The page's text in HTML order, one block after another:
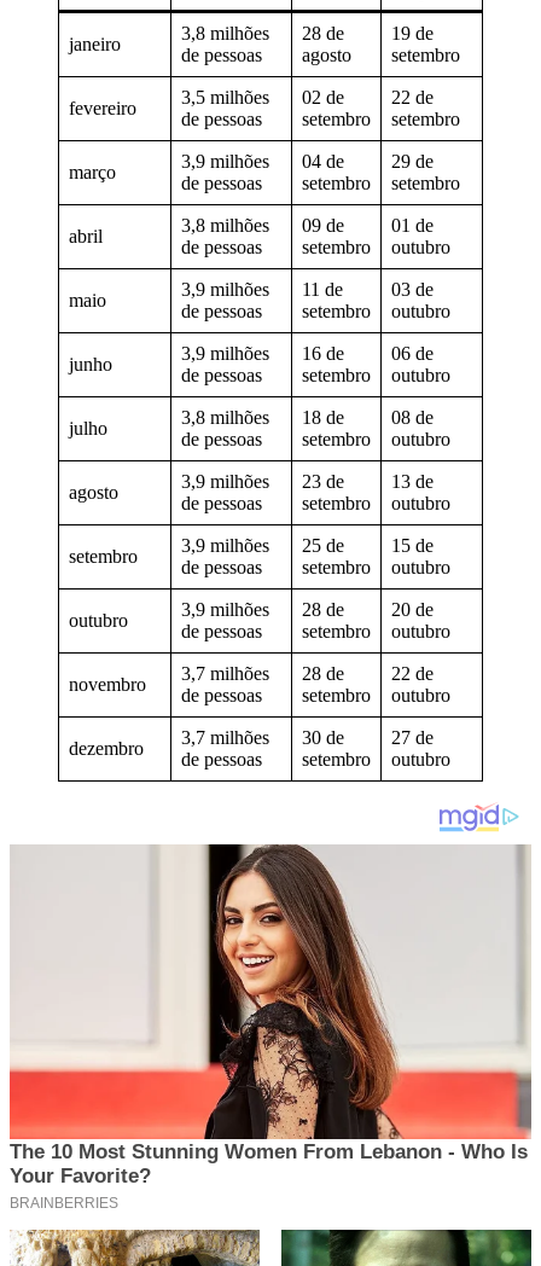
janeiro
3,8 milhões
de pessoas
28 de
agosto
19 de
setembro
fevereiro
3,5 milhões
de pessoas
02 de
setembro
22 de
setembro
março
3,9 milhões
de pessoas
04 de
setembro
29 de
setembro
abril
3,8 milhões
de pessoas
09 de
setembro
01 de
outubro
maio
3,9 milhões
de pessoas
11 de
setembro
03 de
outubro
junho
3,9 milhões
de pessoas
16 de
setembro
06 de
outubro
julho
3,8 milhões
de pessoas
18 de
setembro
08 de
outubro
agosto
3,9 milhões
de pessoas
23 de
setembro
13 de
outubro
setembro
3,9 milhões
de pessoas
25 de
setembro
15 de
outubro
outubro
3,9 milhões
de pessoas
28 de
setembro
20 de
outubro
novembro
3,7 milhões
de pessoas
28 de
setembro
22 de
outubro
dezembro
3,7 milhões
de pessoas
30 de
setembro
27 de
outubro